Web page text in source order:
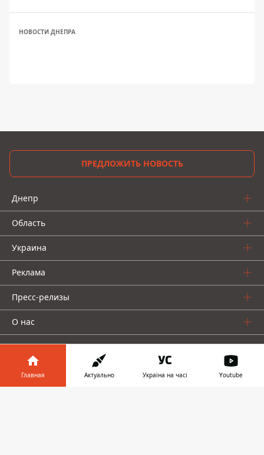
НОВОСТИ ДНЕПРА
ПРЕДЛОЖИТЬ НОВОСТЬ
Днепр
Область
Украина
Реклама
Пресс-релизы
О нас
Главная Актуально Україна на часі Youtube